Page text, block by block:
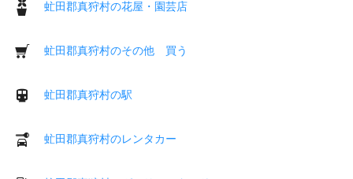
虻田郡真狩村の花屋・園芸店
虻田郡真狩村のその他 買う
虻田郡真狩村の駅
虻田郡真狩村のレンタカー